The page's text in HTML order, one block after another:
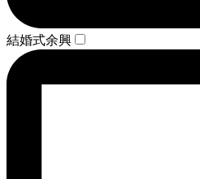
結婚式余興